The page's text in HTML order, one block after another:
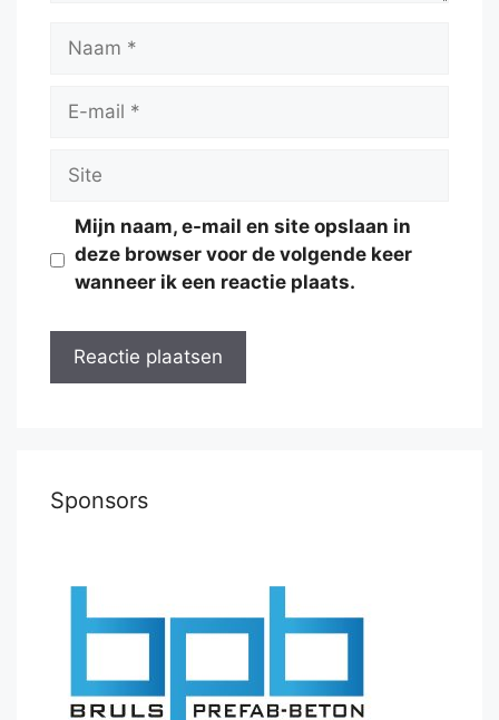
Naam
Site
Mijn naam, e-mail en site opslaan in
deze browser voor de volgende keer
wanneer ik een reactie plaats.
Sponsors